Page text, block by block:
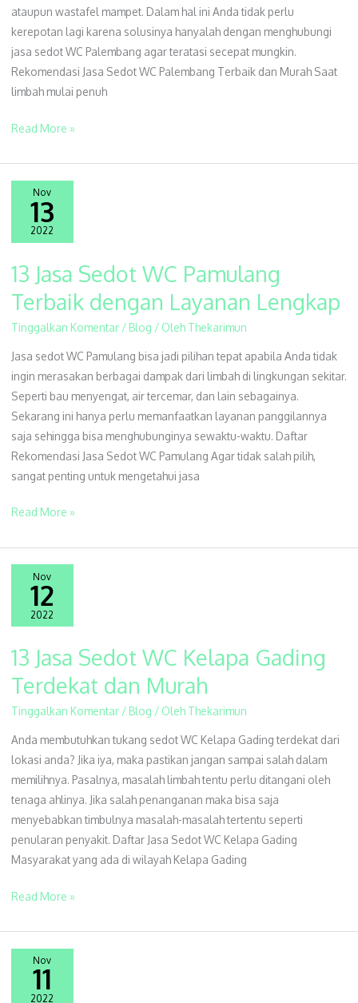
ataupun wastafel mampet. Dalam hal ini Anda tidak perlu
kerepotan lagi karena solusinya hanyalah dengan menghubungi
jasa sedot WC Palembang agar teratasi secepat mungkin.
Rekomendasi Jasa Sedot WC Palembang Terbaik dan Murah Saat
limbah mulai penuh
Terpercaya
Read More »
Nov
13
2022
13 Jasa Sedot WC Pamulang
Terbaik dengan Layanan Lengkap
Tinggalkan Komentar / Blog / Oleh Thekarimun
Jasa sedot WC Pamulang bisa jadi pilihan tepat apabila Anda tidak
ingin merasakan berbagai dampak dari limbah di lingkungan sekitar.
Seperti bau menyengat, air tercemar, dan lain sebagainya.
Sekarang ini hanya perlu memanfaatkan layanan panggilannya
saja sehingga bisa menghubunginya sewaktu-waktu. Daftar
Rekomendasi Jasa Sedot WC Pamulang Agar tidak salah pilih,
sangat penting untuk mengetahui jasa
13
Sedot
WC
Pamulang
Terbaik
dengan
Layanan
Lengkap
Read More »
Nov
12
2022
13 Jasa Sedot WC Kelapa Gading
Terdekat dan Murah
Tinggalkan Komentar / Blog / Oleh Thekarimun
Anda membutuhkan tukang sedot WC Kelapa Gading terdekat dari
lokasi anda? Jika iya, maka pastikan jangan sampai salah dalam
memilihnya. Pasalnya, masalah limbah tentu perlu ditangani oleh
tenaga ahlinya. Jika salah penanganan maka bisa saja
menyebabkan timbulnya masalah-masalah tertentu seperti
penularan penyakit. Daftar Jasa Sedot WC Kelapa Gading
Masyarakat yang ada di wilayah Kelapa Gading
13
Sedot
WC
Kelapa
Gading
Terdekat
Read More »
Nov
11
2022